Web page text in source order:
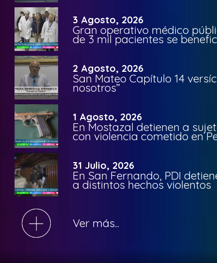
3 Agosto, 2026
Gran operativo médico
de 3 mil pacientes se
2 Agosto, 2026
San Mateo Capítulo 14
nosotros”
1 Agosto, 2026
En Mostazal detienen a
con violencia cometido en
31 Julio, 2026
En San Fernando, PDI
a distintos hechos violentos
Ver más...